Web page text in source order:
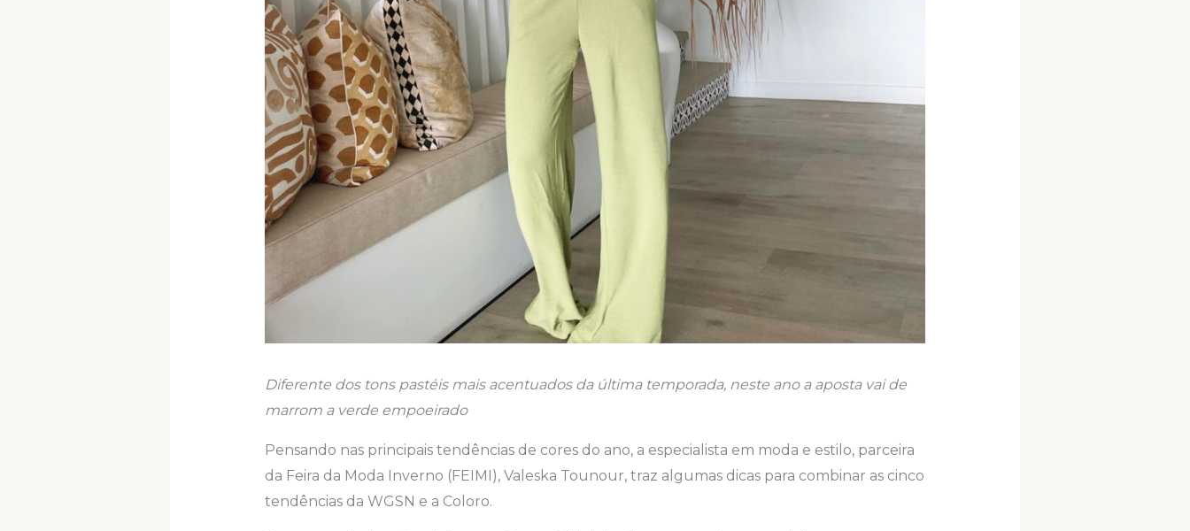
Diferente dos tons pastéis mais acentuados da última temporada, neste ano a aposta vai de
marrom a verde empoeirado
Pensando nas principais tendências de cores do ano, a especialista em moda e estilo, parceira
da Feira da Moda Inverno (FEIMI), Valeska Tounour, traz algumas dicas para combinar as cinco
tendências da WGSN e a Coloro.